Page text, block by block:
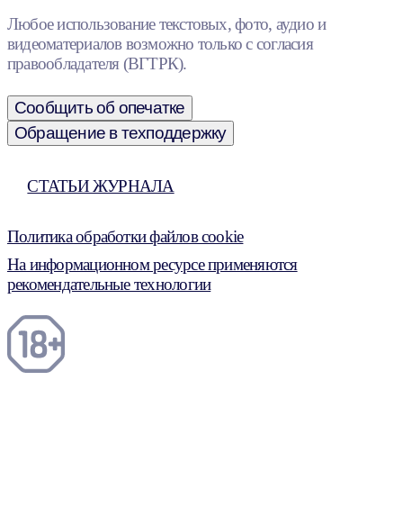
Любое использование текстовых, фото, аудио и
видеоматериалов возможно только с согласия
правообладателя (ВГТРК).
Сообщить об опечатке
Обращение в техподдержку
СТАТЬИ ЖУРНАЛА
Политика обработки файлов cookie
На информационном ресурсе применяются
рекомендательные технологии